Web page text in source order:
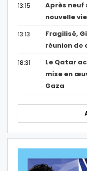
13:15
Après neuf
nouvelle
13:13
Fragilisé,
réunion de
18:31
Le Qatar
mise en
Gaza